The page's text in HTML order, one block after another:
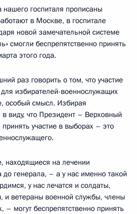
нашего госпиталя прописаны
в Москве, в госпитале
новой замечательной системе
смогли беспрепятственно принять
этого года.
раз говорить о том, что участие
избирателей-военнослужащих
особый смысл. Избирая
виду, что Президент – Верховный
участие в выборах – это
находящиеся на лечении
до генерала, – а у нас именно такой
у нас лечатся и солдаты,
и ветераны военной службы, члены
могут беспрепятственно принять